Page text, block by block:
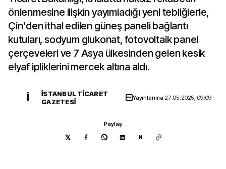
önlenmesine ilişkin yayımladığı yeni tebliğlerle,
Çin'den ithal edilen güneş paneli bağlantı
kutuları, sodyum glukonat, fotovoltaik panel
çerçeveleri ve 7 Asya ülkesinden gelen kesik
elyaf ipliklerini mercek altına aldı.
İ
İSTANBUL TICARET
GAZETESI
Yayınlanma 27.05.2025, 09:09
Paylaş
N